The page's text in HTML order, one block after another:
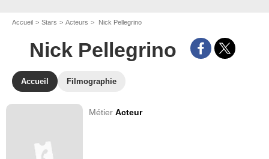
Accueil Stars Acteurs Nick Pellegrino
Nick Pellegrino
Accueil Filmographie
MétierActeur